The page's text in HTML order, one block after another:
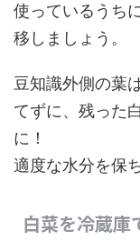
使っているうち
移しましょう。
豆知識外側の葉
てずに、残った
に！
適度な水分を保
白菜を冷蔵庫